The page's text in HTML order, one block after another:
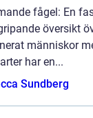
fågel: En
översikt
människor
har en...
Sundberg